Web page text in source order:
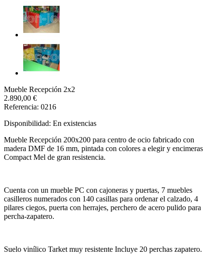
Mueble Recepción 2x2
2.890,00 €
Referencia: 0216
Disponibilidad: En existencias
Mueble Recepción 200x200 para centro de ocio fabricado con
madera DMF de 16 mm, pintada con colores a elegir y encimeras
Compact Mel de gran resistencia.
Cuenta con un mueble PC con cajoneras y puertas, 7 muebles
casilleros numerados con 140 casillas para ordenar el calzado, 4
pilares ciegos, puerta con herrajes, perchero de acero pulido para
percha-zapatero.
Suelo vinílico Tarket muy resistente Incluye 20 perchas zapatero.